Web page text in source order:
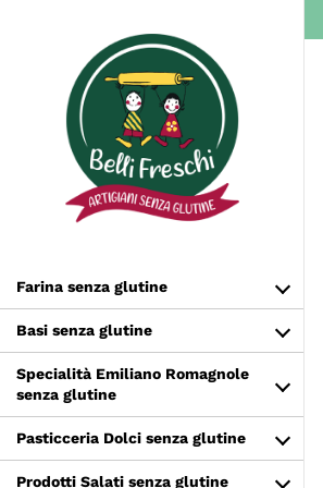
contenuto
Farina senza glutine
Basi senza glutine
Specialità Emiliano Romagnole
senza glutine
Pasticceria Dolci senza glutine
Prodotti Salati senza glutine